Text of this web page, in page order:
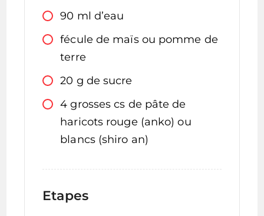
90 ml d’eau
fécule de maïs ou pomme de
terre
20 g de sucre
4 grosses cs de pâte de
haricots rouge (anko) ou
blancs (shiro an)
Etapes